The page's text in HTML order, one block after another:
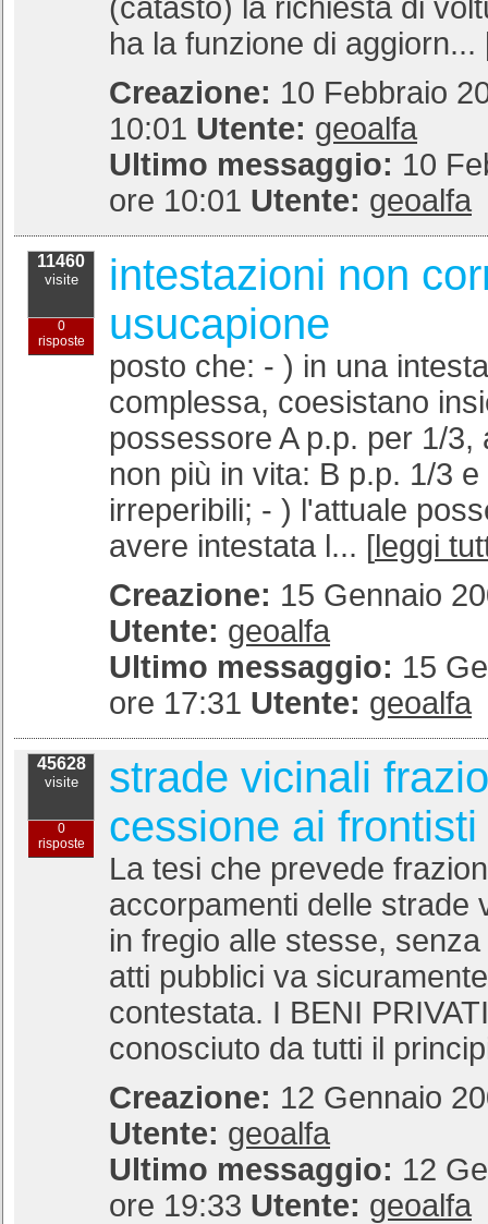
(catasto) la richiesta di
ha la funzione di aggiorn...
Creazione: 10 Febbraio
10:01 Utente: geoalfa
Ultimo messaggio: 10
ore 10:01 Utente: geoalfa
11460
visite
0
risposte
intestazioni non
usucapione
posto che: - ) in una
complessa, coesistano
possessore A p.p. per 1/3,
non più in vita: B p.p. 1/3
irreperibili; - ) l'attuale
avere intestata l... [leggi
Creazione: 15 Gennaio
Utente: geoalfa
Ultimo messaggio: 15
ore 17:31 Utente: geoalfa
45628
visite
0
risposte
strade vicinali
cessione ai frontisti
La tesi che prevede
accorpamenti delle strade
in fregio alle stesse,
atti pubblici va
contestata. I BENI
conosciuto da tutti il
Creazione: 12 Gennaio
Utente: geoalfa
Ultimo messaggio: 12
ore 19:33 Utente: geoalfa